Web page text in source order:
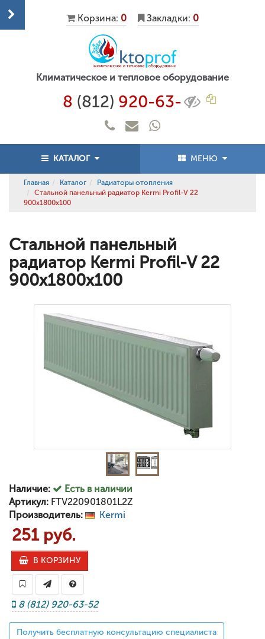
Корзина: 0 Закладки: 0
Климатическое и тепловое оборудование
8 (812) 920-63-
КАТАЛОГ МЕНЮ
Главная Каталог
Радиаторы отопления
Стальной панельный радиатор Kermi Profil-V 22
900x1800x100
Стальной панельный
радиатор Kermi Profil-V 22
900x1800x100
Наличие:
Есть в наличии
Артикул: FTV220901801L2Z
Производитель:
Kermi
251 руб.
В КОРЗИНУ
8 (812) 920-63-52
Получить бесплатную консультацию специалиста